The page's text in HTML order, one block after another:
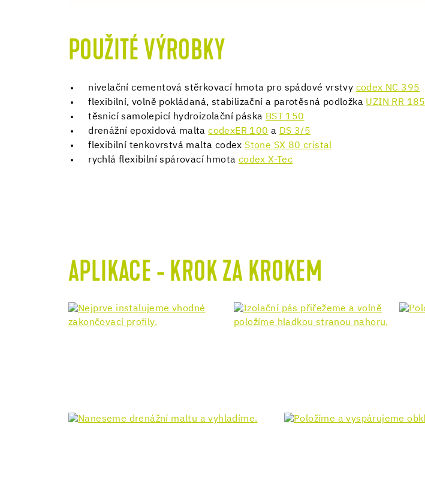
POUŽITÉ VÝROBKY
nivelační cementová stěrkovací hmota pro spádové vrstvy codex NC 395
flexibilní, volně pokládaná, stabilizační a parotěsná podložka UZIN RR 185
těsnicí samolepicí hydroizolační páska BST 150
drenážní epoxidová maltacodexER 100 a DS 3/5
flexibilní tenkovrstvá malta codexStone SX 80 cristal
rychlá flexibilní spárovací hmota codex X-Tec
APLIKACE - KROK ZA KROKEM